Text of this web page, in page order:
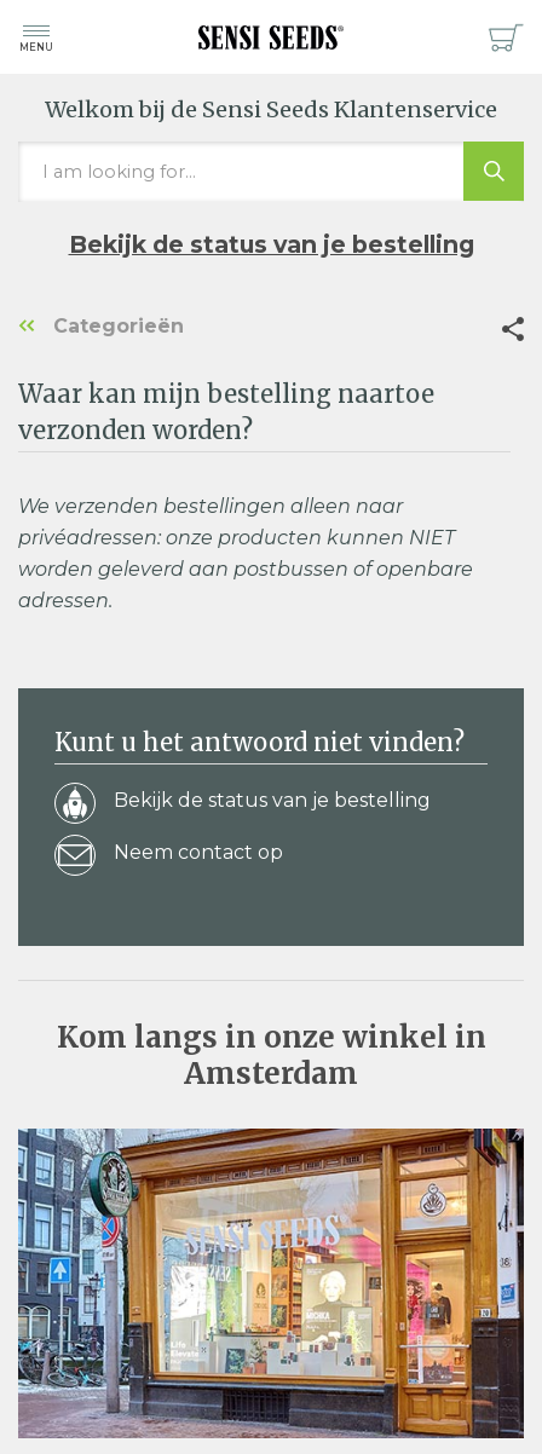
MENU
Welkom bij de Sensi Seeds Klantenservice
Bekijk de status van je bestelling
Categorieën
Waar kan mijn bestelling naartoe
verzonden worden?
We verzenden bestellingen alleen naar
privéadressen: onze producten kunnen NIET
worden geleverd aan postbussen of openbare
adressen.
Kunt u het antwoord niet vinden?
Bekijk de status van je bestelling
Neem contact op
Kom langs in onze winkel in
Amsterdam